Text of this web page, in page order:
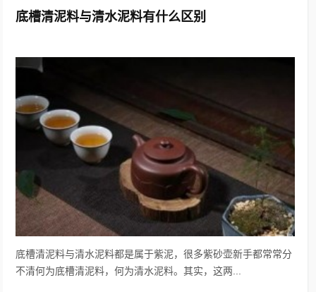
底槽清泥料与清水泥料有什么区别
底槽清泥料与清水泥料都是属于紫泥，很多紫砂壶新手都常常分
不清何为底槽清泥料，何为清水泥料。其实，这两...